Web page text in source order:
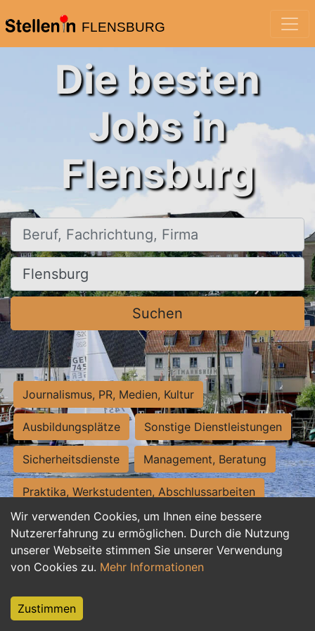
FLENSBURG
Wir verwenden Cookies, um Ihnen eine bessere
Nutzererfahrung zu ermöglichen. Durch die Nutzung
unserer Webseite stimmen Sie unserer Verwendung
von Cookies zu. Mehr Informationen
Zustimmen
Die besten
Jobs in
Flensburg
Beruf, Fachrichtung, Firma
Ort, Stadt
Suchen
Journalismus, PR, Medien, Kultur
Ausbildungsplätze Sonstige Dienstleistungen
Sicherheitsdienste Management, Beratung
Praktika, Werkstudenten, Abschlussarbeiten
Personalwesen Assistenz, Sekretariat
Hilfskräfte, Aushilfs- und Nebenjobs
Weiterbildung, Studium, duale Ausbildung